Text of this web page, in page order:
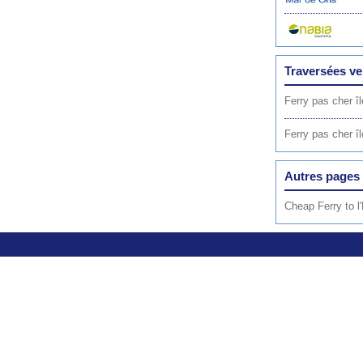
Traversées
Ferry pas cher
Ferry pas cher
Autres pages
Cheap Ferry to